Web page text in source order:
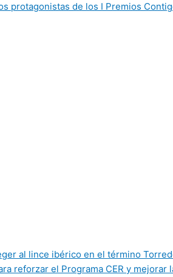
protagonistas de los I Premios
al lince ibérico en el término
reforzar el Programa CER y mejorar